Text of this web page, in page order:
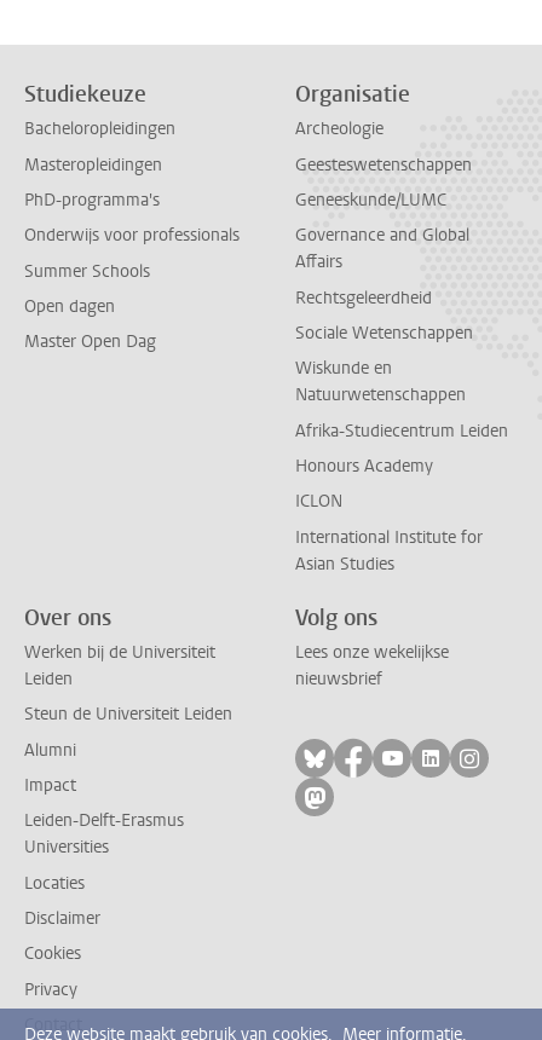
Studiekeuze
Bacheloropleidingen
Masteropleidingen
PhD-programma's
Onderwijs voor professionals
Summer Schools
Open dagen
Master Open Dag
Organisatie
Archeologie
Geesteswetenschappen
Geneeskunde/LUMC
Governance and Global
Affairs
Rechtsgeleerdheid
Sociale Wetenschappen
Wiskunde en
Natuurwetenschappen
Afrika-Studiecentrum Leiden
Honours Academy
ICLON
International Institute for
Asian Studies
Over ons
Werken bij de Universiteit
Leiden
Steun de Universiteit Leiden
Alumni
Impact
Leiden-Delft-Erasmus
Universities
Locaties
Disclaimer
Cookies
Privacy
Contact
Volg ons
Lees onze wekelijkse
nieuwsbrief
Volg ons op bluesky
Volg ons op
Volg ons op
Volg ons
Volg
Volg ons op mastodon
Deze website maakt gebruik van cookies. Meer informatie.